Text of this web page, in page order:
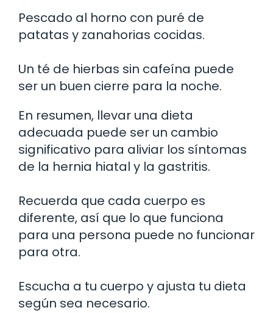
Pescado al horno con puré de
patatas y zanahorias cocidas.
Un té de hierbas sin cafeína puede
ser un buen cierre para la noche.
En resumen, llevar una dieta
adecuada puede ser un cambio
significativo para aliviar los síntomas
de la hernia hiatal y la gastritis.
Recuerda que cada cuerpo es
diferente, así que lo que funciona
para una persona puede no funcionar
para otra.
Escucha a tu cuerpo y ajusta tu dieta
según sea necesario.